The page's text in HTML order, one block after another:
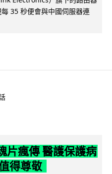
35 秒便會與中國伺服器連
片瘋傳 醫護保護病
得尊敬